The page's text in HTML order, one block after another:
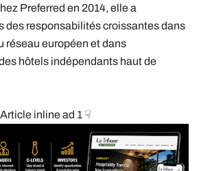
Preferred en 2014, elle a
des responsabilités croissantes dans
réseau européen et dans
hôtels indépendants haut de
Article inline ad 1 ☟